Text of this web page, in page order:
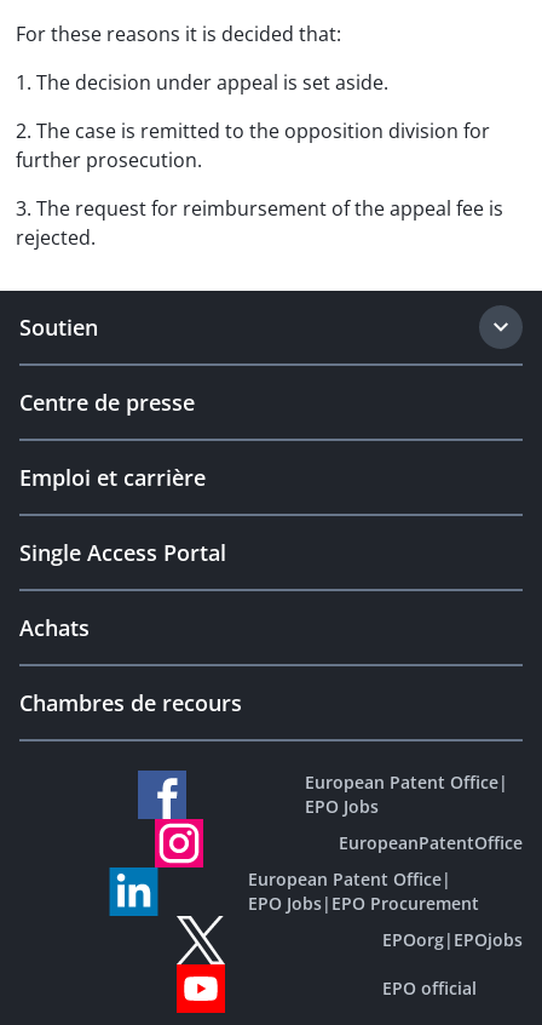
For these reasons it is decided that:
1. The decision under appeal is set aside.
2. The case is remitted to the opposition division for
further prosecution.
3. The request for reimbursement of the appeal fee is
rejected.
Soutien
Centre de presse
Emploi et carrière
Single Access Portal
Achats
Chambres de recours
European Patent Office|
EPO Jobs
EuropeanPatentOffice
European Patent Office|
EPO Jobs| EPO Procurement
EPOorg| EPOjobs
EPO official